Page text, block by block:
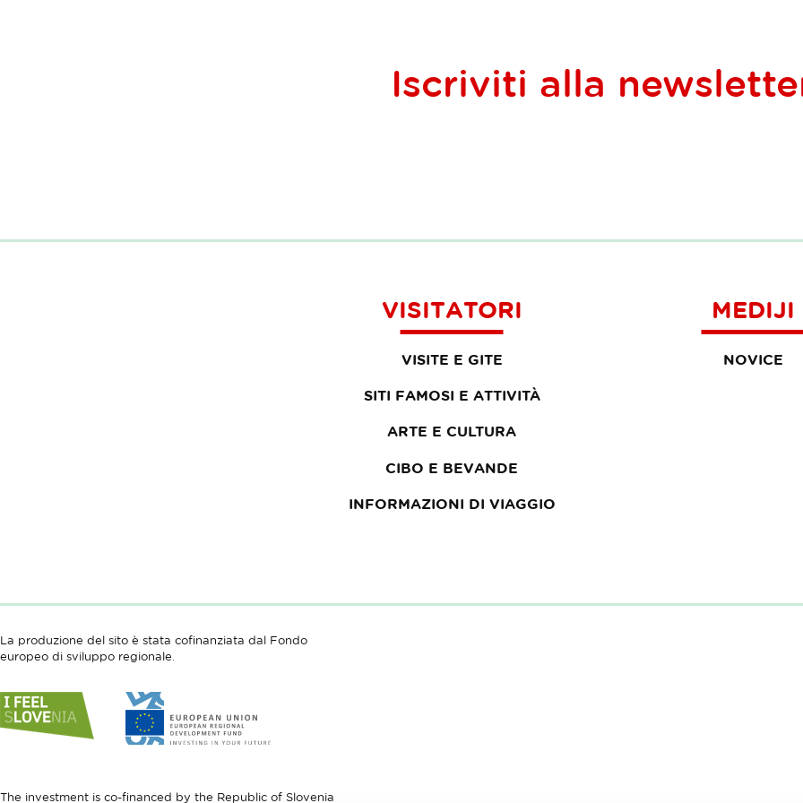
Iscriviti alla
VISITATORI
VISITE E GITE
SITI FAMOSI E ATTIVITÀ
ARTE E CULTURA
CIBO E BEVANDE
INFORMAZIONI DI VIAGGIO
MEDIJI
NOVICE
La produzione del sito è stata cofinanziata dal Fondo
europeo di sviluppo regionale.
Link
to
website
Slovenia
Link
to
website
Development
The investment is co-financed by the Republic of Slovenia